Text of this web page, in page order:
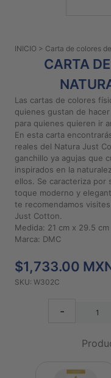
Preguntas
frecuentes
Privacidad
Políticas
Compra
2026
Diseños
Para
INICIO > Carta de colores
CARTA
Las cartas de colores
quienes gustan de
para quienes quieren ir
En esta carta
reales del Natura Just
ganchillo ya agujas que
inspirados en la
ellos. Se caracteriza por
toque moderno y
te recomendamos
Just Cotton.
Medida: 21 cm x 29.5 cm
Marca: DMC
$1,733.00
SKU: W302C
-